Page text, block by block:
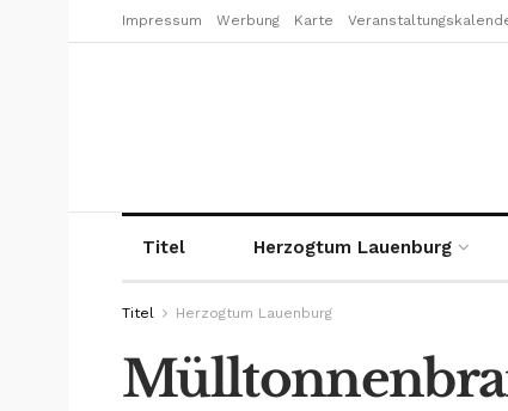
Impressum Werbung Karte
Titel Herzogtum Lauenburg
Titel Herzogtum Lauenburg